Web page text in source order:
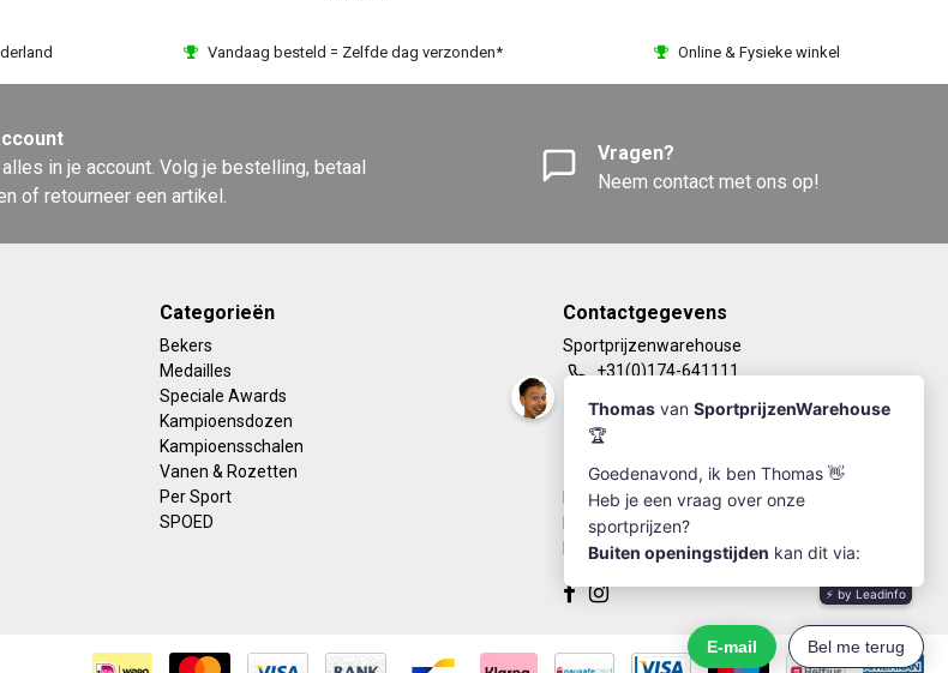
Vandaag besteld = Zelfde dag verzonden* Online & Fysieke winkel
alles in je account. Volg je bestelling, betaal
of retourneer een artikel.
Vragen?
Neem contact met ons op!
Categorieën
Bekers
Medailles
Speciale Awards
Kampioensdozen
Kampioensschalen
Vanen & Rozetten
Per Sport
SPOED
Contactgegevens
Sportprijzenwarehouse
+31(0)174-641111
info@sportprijzenwarehouse.nl
Kleine Woerdlaan 19
KvK Number: 63249286
BTW-number: NL002184030B77
Bankrekening: NL67RABO0125923279